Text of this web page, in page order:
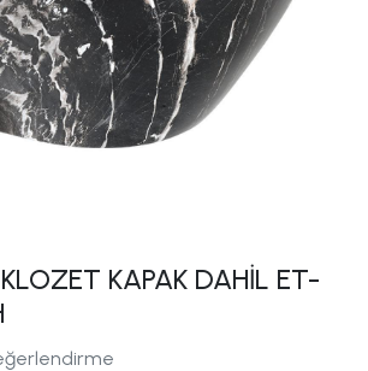
KAPAK DAHİL ET-